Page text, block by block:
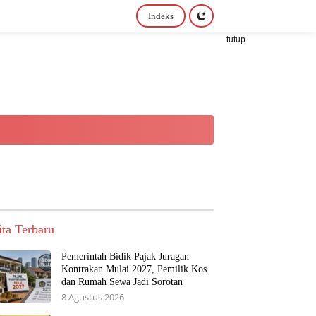
Indeks
tutup
Terbaru
Pemerintah Bidik Pajak Juragan
Kontrakan Mulai 2027, Pemilik Kos
dan Rumah Sewa Jadi Sorotan
8 Agustus 2026